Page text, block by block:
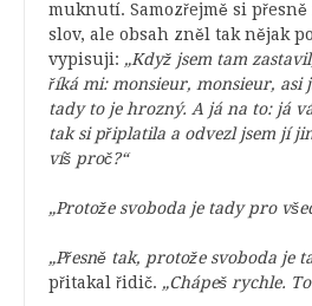
muknutí. Samozřejmě si
slov, ale obsah zněl tak nějak
vypisuji: „Když jsem tam
říká mi: monsieur, monsieur, asi
tady to je hrozný. A já na to: já
tak si připlatila a odvezl jsem jí
víš proč?“
„Protože svoboda je tady pro
„Přesně tak, protože svoboda je
přitakal řidič. „Chápeš rychle.